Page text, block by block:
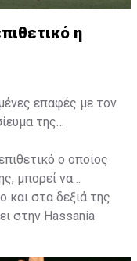
η
επαφές με τον
της
ο οποίος
μπορεί να
και στα δεξιά της
στην Hassania